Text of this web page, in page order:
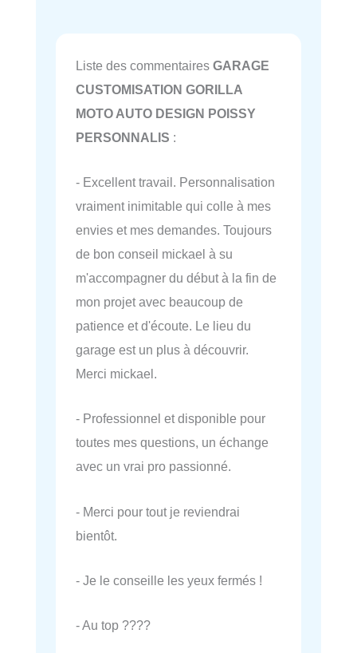
Liste des commentaires GARAGE
CUSTOMISATION GORILLA
MOTO AUTO DESIGN POISSY
PERSONNALIS :
- Excellent travail. Personnalisation
vraiment inimitable qui colle à mes
envies et mes demandes. Toujours
de bon conseil mickael à su
m'accompagner du début à la fin de
mon projet avec beaucoup de
patience et d'écoute. Le lieu du
garage est un plus à découvrir.
Merci mickael.
- Professionnel et disponible pour
toutes mes questions, un échange
avec un vrai pro passionné.
- Merci pour tout je reviendrai
bientôt.
- Je le conseille les yeux fermés !
- Au top ????